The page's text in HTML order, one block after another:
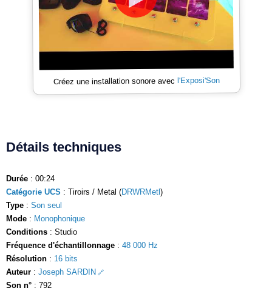
Créez une installation sonore avecl'Exposi'Son
Détails techniques
Durée : 00:24
Catégorie UCS : Tiroirs / Metal (DRWRMetl )
Type : Son seul
Mode : Monophonique
Conditions : Studio
Fréquence d'échantillonnage : 48 000 Hz
Résolution : 16 bits
Auteur : Joseph SARDIN
Son n° : 792